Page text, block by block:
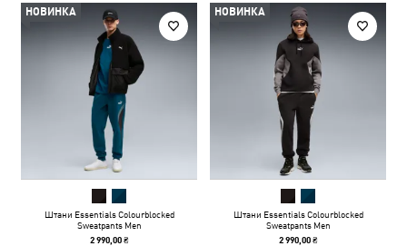
НОВИНКА
Штани Essentials Colourblocked
Sweatpants Men
2 990,00 ₴
НОВИНКА
Штани Essentials Colourblocked
Sweatpants Men
2 990,00 ₴